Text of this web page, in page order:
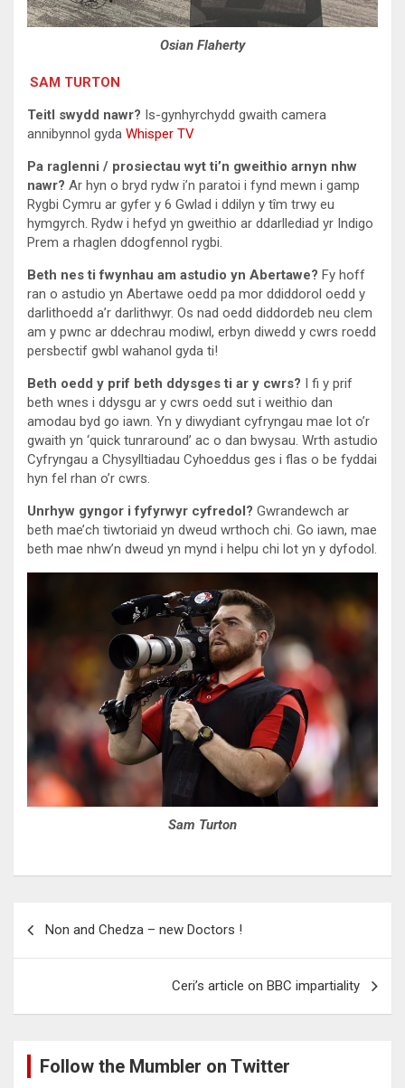
Osian Flaherty
SAM TURTON
Teitl swydd nawr? Is-gynhyrchydd gwaith camera
annibynnol gyda Whisper TV
Pa raglenni / prosiectau wyt ti’n gweithio arnyn nhw
nawr? Ar hyn o bryd rydw i’n paratoi i fynd mewn i gamp
Rygbi Cymru ar gyfer y 6 Gwlad i ddilyn y tîm trwy eu
hymgyrch. Rydw i hefyd yn gweithio ar ddarllediad yr Indigo
Prem a rhaglen ddogfennol rygbi.
Beth nes ti fwynhau am astudio yn Abertawe? Fy hoff
ran o astudio yn Abertawe oedd pa mor ddiddorol oedd y
darlithoedd a’r darlithwyr. Os nad oedd diddordeb neu clem
am y pwnc ar ddechrau modiwl, erbyn diwedd y cwrs roedd
persbectif gwbl wahanol gyda ti!
Beth oedd y prif beth ddysges ti ar y cwrs? I fi y prif
beth wnes i ddysgu ar y cwrs oedd sut i weithio dan
amodau byd go iawn. Yn y diwydiant cyfryngau mae lot o’r
gwaith yn ‘quick tunraround’ ac o dan bwysau. Wrth astudio
Cyfryngau a Chysylltiadau Cyhoeddus ges i flas o be fyddai
hyn fel rhan o’r cwrs.
Unrhyw gyngor i fyfyrwyr cyfredol? Gwrandewch ar
beth mae’ch tiwtoriaid yn dweud wrthoch chi. Go iawn, mae
beth mae nhw’n dweud yn mynd i helpu chi lot yn y dyfodol.
Sam Turton
Non and Chedza – new Doctors !
Ceri’s article on BBC impartiality
Follow the Mumbler on Twitter